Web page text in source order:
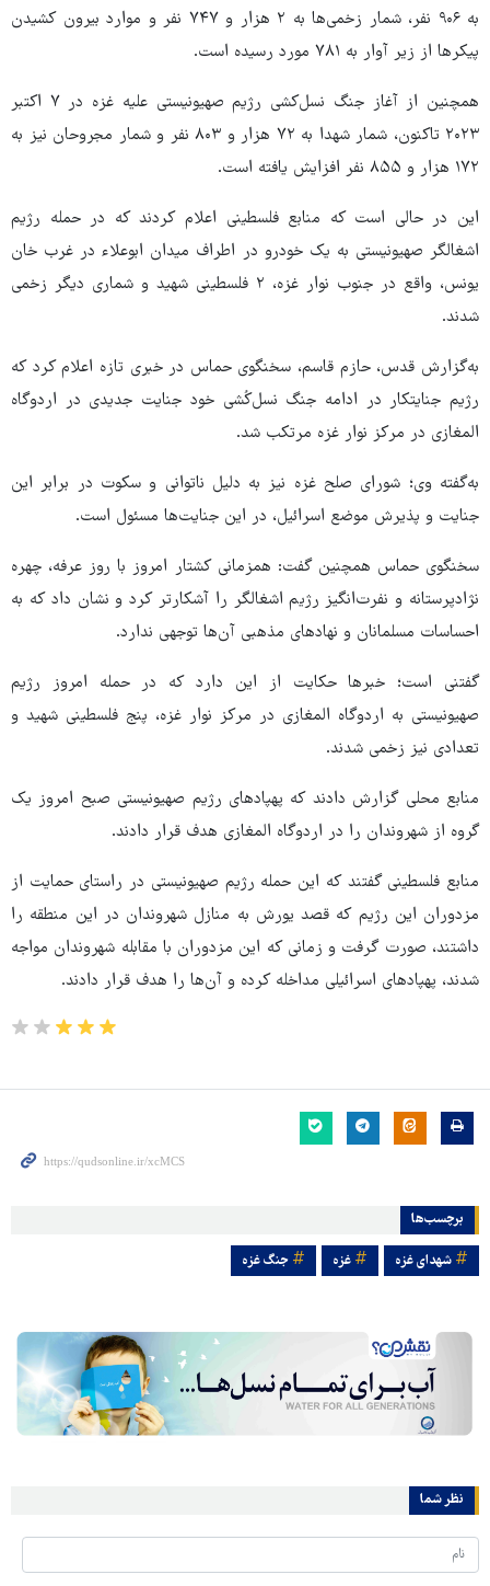
به ۹۰۶ نفر، شمار زخمی‌ها به ۲ هزار و ۷۴۷ نفر و موارد بیرون کشیدن
پیکرها از زیر آوار به ۷۸۱ مورد رسیده است.
همچنین از آغاز جنگ نسل‌کشی رژیم صهیونیستی علیه غزه در ۷ اکتبر
۲۰۲۳ تاکنون، شمار شهدا به ۷۲ هزار و ۸۰۳ نفر و شمار مجروحان نیز به
۱۷۲ هزار و ۸۵۵ نفر افزایش یافته است.
این در حالی است که منابع فلسطینی اعلام کردند که در حمله رژیم
اشغالگر صهیونیستی به یک خودرو در اطراف میدان ابوعلاء در غرب خان‌
یونس، واقع در جنوب نوار غزه، ۲ فلسطینی شهید و شماری دیگر زخمی
شدند.
به‌گزارش قدس، حازم قاسم، سخنگوی حماس در خبری تازه اعلام کرد که
رژیم جنایتکار در ادامه جنگ نسل‌کُشی خود جنایت جدیدی در اردوگاه
المغازی در مرکز نوار غزه مرتکب شد.
به‌گفته وی؛ شورای صلح غزه نیز به دلیل ناتوانی و سکوت در برابر این
جنایت و پذیرش موضع اسرائیل، در این جنایت‌ها مسئول است.
سخنگوی حماس همچنین گفت: همزمانی کشتار امروز با روز عرفه، چهره
نژادپرستانه و نفرت‌انگیز رژیم اشغالگر را آشکارتر کرد و نشان داد که به
احساسات مسلمانان و نهادهای مذهبی آن‌ها توجهی ندارد.
گفتنی است؛ خبرها حکایت از این دارد که در حمله امروز رژیم
صهیونیستی به اردوگاه المغازی در مرکز نوار غزه، پنج فلسطینی شهید و
تعدادی نیز زخمی شدند.
منابع محلی گزارش دادند که پهپادهای رژیم صهیونیستی صبح امروز یک
گروه از شهروندان را در اردوگاه المغازی هدف قرار دادند.
منابع فلسطینی گفتند که این حمله رژیم صهیونیستی در راستای حمایت از
مزدوران این رژیم که قصد یورش به منازل شهروندان در این منطقه را
داشتند، صورت گرفت و زمانی که این مزدوران با مقابله شهروندان مواجه
شدند، پهپادهای اسرائیلی مداخله کرده و آن‌ها را هدف قرار دادند.
برچسب‌ها
شهدای غزه غزه جنگ غزه
نظر شما